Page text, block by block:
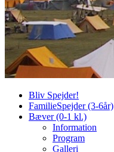
Bliv Spejder!
FamilieSpejder (3-6år)
Bæver (0-1 kl.)
Information
Program
Galleri